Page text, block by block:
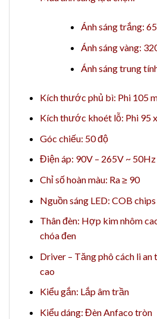
Ánh sáng trắng:
Ánh sáng vàng:
Ánh sáng trung
Kích thước phủ bì: Phi 105
Kích thước khoét lỗ: Phi 95
Góc chiếu: 50 độ
Điện áp: 90V – 265V ~ 50Hz
Chỉ số hoàn màu: Ra ≥ 90
Nguồn sáng LED: COB
Thân đèn: Hợp kim nhôm
chóa đen
Driver – Tăng phô cách li an
cao
Kiểu gắn: Lắp âm trần
Kiểu dáng: Đèn Anfaco tròn